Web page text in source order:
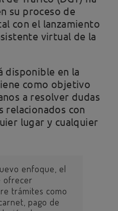
su proceso de
con el lanzamiento
virtual de la
disponible en la
como objetivo
a resolver dudas
con
lugar y cualquier
enfoque, el
ofrecer
trámites como
pago de